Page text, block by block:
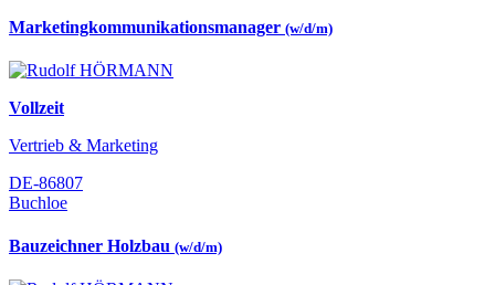
Marketingkommunikationsmanager (w/d/m)
Vollzeit
Vertrieb & Marketing
DE-86807
Buchloe
Bauzeichner Holzbau (w/d/m)